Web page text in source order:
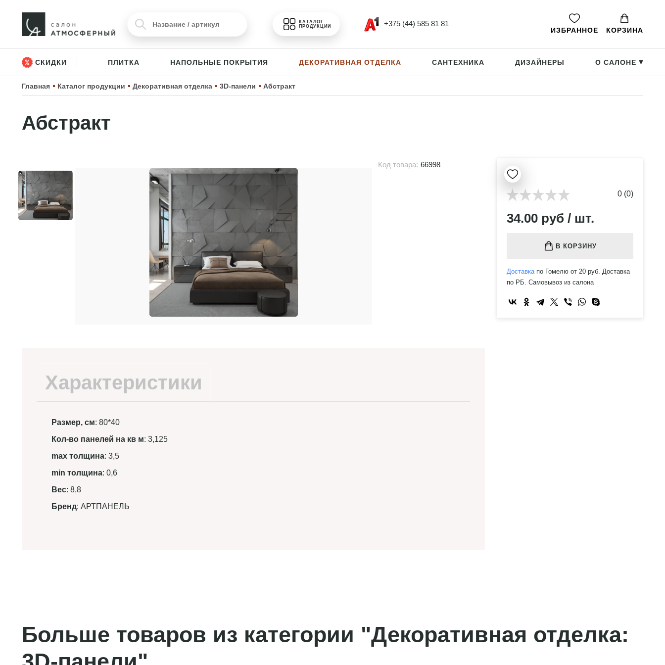
КАТАЛОГ
ПРОДУКЦИИ
+375 (44) 585 81 81
ИЗБРАННОЕ КОРЗИНА
СКИДКИ ПЛИТКА НАПОЛЬНЫЕ ПОКРЫТИЯ ДЕКОРАТИВНАЯ ОТДЕЛКА САНТЕХНИКА ДИЗАЙНЕРЫ О САЛОНЕ ▸
Главная Каталог продукции Декоративная отделка 3D-панели Абстракт
Абстракт
Код товара: 66998
Характеристики
Размер, см: 80*40
Кол-во панелей на кв м: 3,125
max толщина: 3,5
min толщина: 0,6
Вес: 8,8
Бренд: АРТПАНЕЛЬ
0 (0)
34.00 руб / шт.
В КОРЗИНУ
Доставкапо Гомелю от 20 руб. Доставка
по РБ. Самовывоз из салона
Больше товаров из категории "Декоративная отделка: